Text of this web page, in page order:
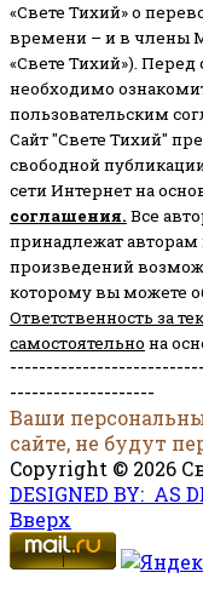
«Свете Тихий» о
времени – и в члены
«Свете Тихий»).
необходимо
пользовательским
Сайт "Свете Тихий"
свободной
сети Интернет на
соглашения. Все
принадлежат авторам
произведений
которому вы можете
Ответственность за
самостоятельно на
--------------------
Ваши
сайте, не будут
Copyright © 2026
DESIGNED BY: AS
Вверх